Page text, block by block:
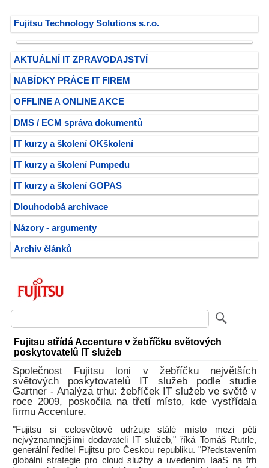
Fujitsu Technology Solutions s.r.o.
AKTUÁLNÍ IT ZPRAVODAJSTVÍ
NABÍDKY PRÁCE IT FIREM
OFFLINE A ONLINE AKCE
DMS / ECM správa dokumentů
IT kurzy a školení OKškolení
IT kurzy a školení Pumpedu
IT kurzy a školení GOPAS
Dlouhodobá archivace
Názory - argumenty
Archiv článků
Fujitsu střídá Accenture v žebříčku světových
poskytovatelů IT služeb
Společnost Fujitsu loni v žebříčku největších
světových poskytovatelů IT služeb podle studie
Gartner - Analýza trhu: žebříček IT služeb ve světě v
roce 2009, poskočila na třetí místo, kde vystřídala
firmu Accenture.
"Fujitsu si celosvětově udržuje stálé místo mezi pěti
nejvýznamnějšími dodavateli IT služeb," říká Tomáš Rutrle,
generální ředitel Fujitsu pro Českou republiku. "Představením
globální strategie pro cloud služby a uvedením IaaS na trh